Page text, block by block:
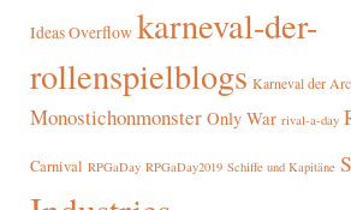
Ideas Overflow karneval-der-
rollenspielblogs Karneval der
Monostichonmonster Only War rival-a-day
Carnival RPGaDay RPGaDay2019 Schiffe und Kapitäne